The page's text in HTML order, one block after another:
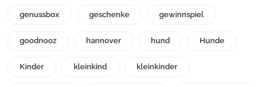
genussbox geschenke gewinnspiel
goodnooz hannover hund Hunde
Kinder kleinkind kleinkinder